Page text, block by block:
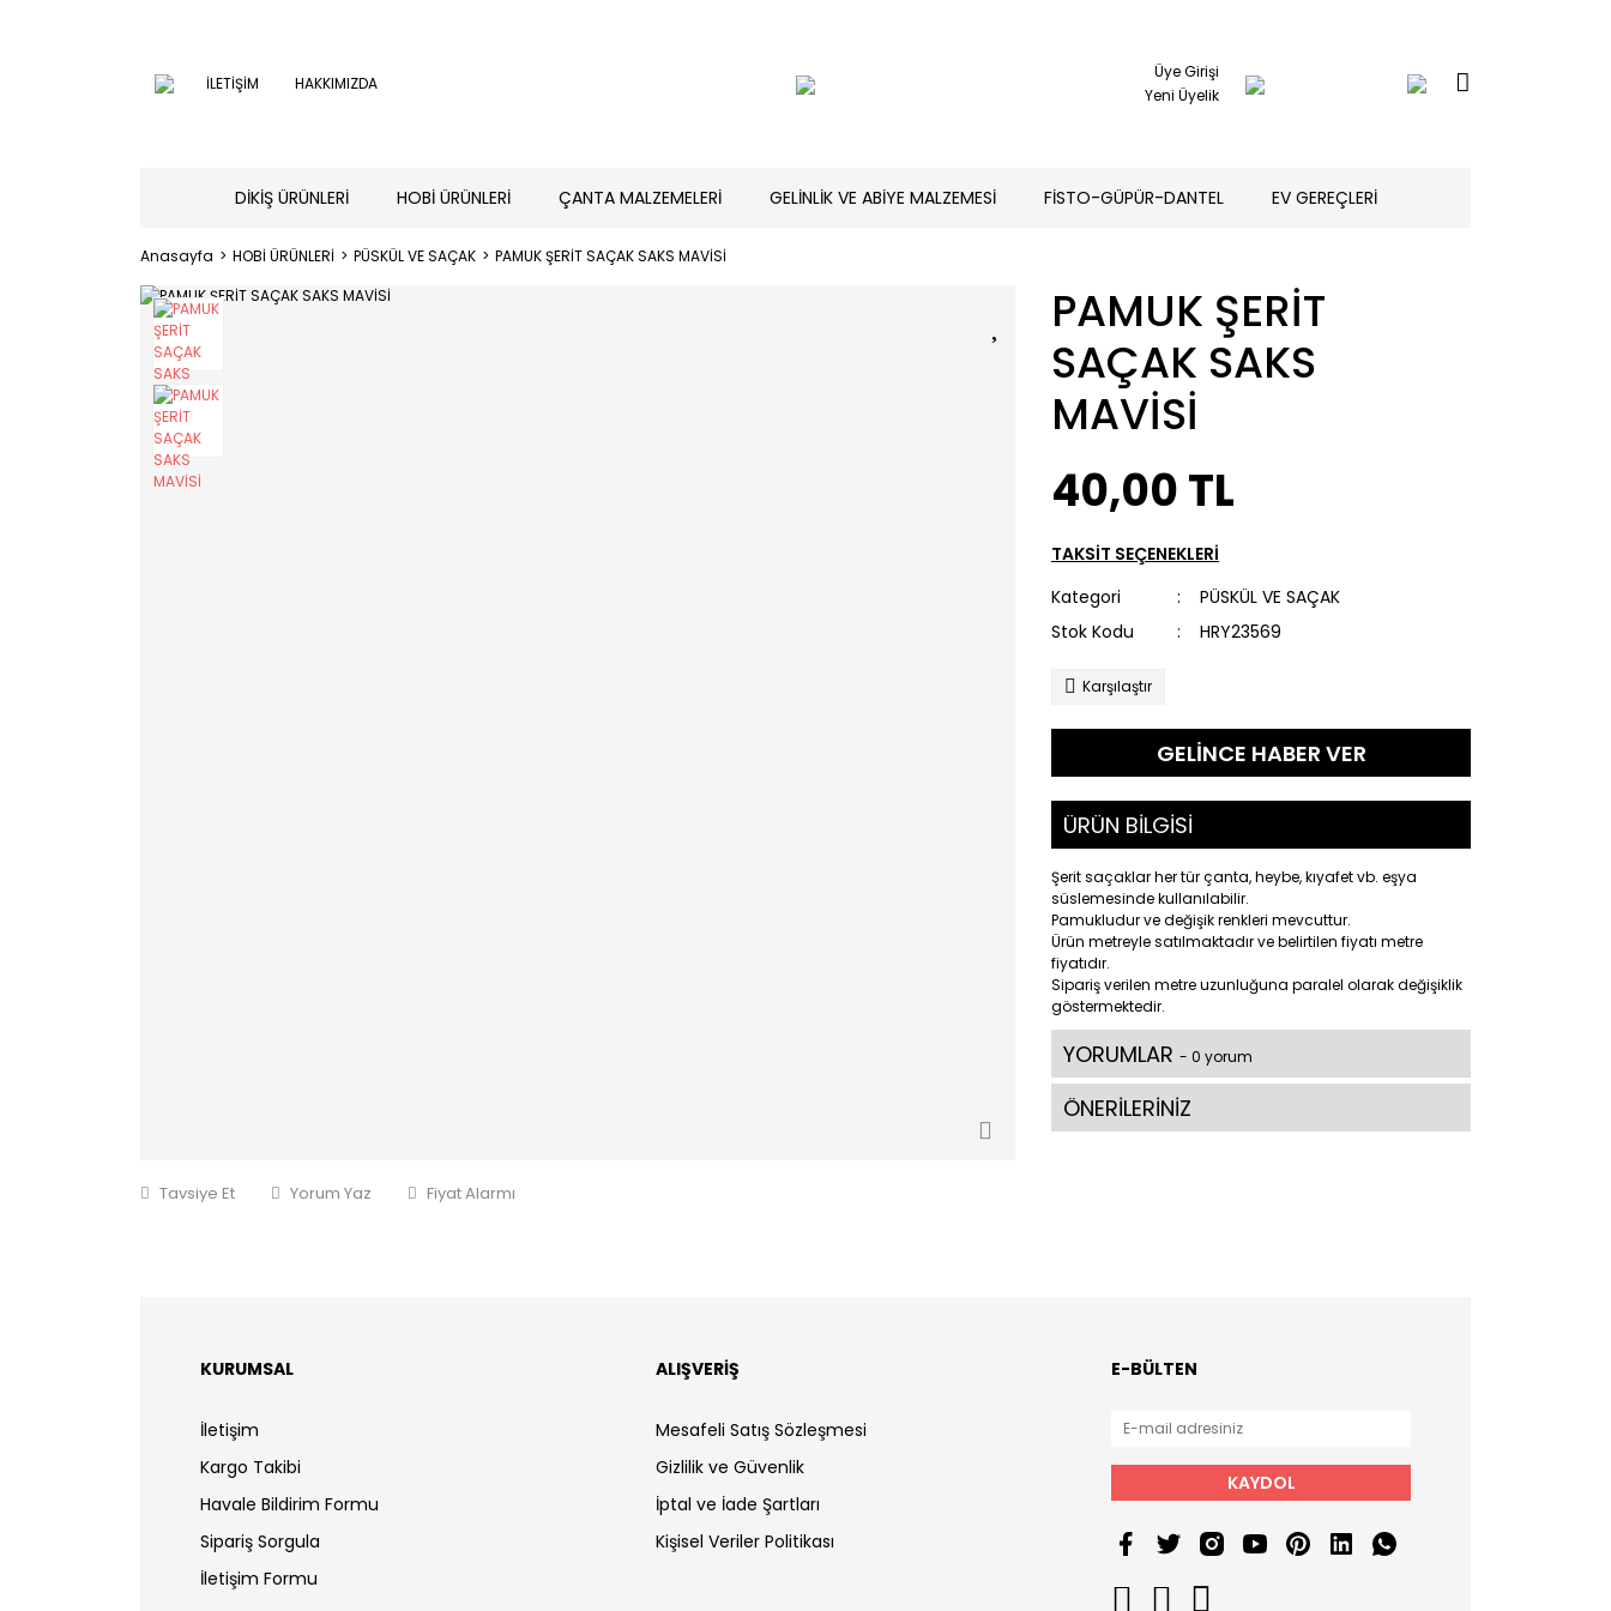
İLETİŞİM HAKKIMIZDA
Üye Girişi
Yeni Üyelik
DİKİŞ ÜRÜNLERİ HOBİ ÜRÜNLERİ ÇANTA MALZEMELERİ GELİNLİK VE ABİYE MALZEMESİ FİSTO-GÜPÜR-DANTEL EV GEREÇLERİ
Anasayfa HOBİ ÜRÜNLERİ PÜSKÜL VE SAÇAK PAMUK ŞERİT SAÇAK SAKS MAVİSİ
Tavsiye Et Yorum Yaz Fiyat Alarmı
PAMUK ŞERİT
SAÇAK SAKS
MAVİSİ
40,00 TL
TAKSİT SEÇENEKLERİ
Kategori
PÜSKÜL VE SAÇAK
Stok Kodu
HRY23569
Karşılaştır
GELİNCE HABER VER
ÜRÜN BİLGİSİ
Şerit saçaklar her tür çanta, heybe, kıyafet vb. eşya
süslemesinde kullanılabilir.
Pamukludur ve değişik renkleri mevcuttur.
Ürün metreyle satılmaktadır ve belirtilen fiyatı metre
fiyatıdır.
Sipariş verilen metre uzunluğuna paralel olarak değişiklik
göstermektedir.
YORUMLAR - 0 yorum
ÖNERİLERİNİZ
KURUMSAL
İletişim
Kargo Takibi
Havale Bildirim Formu
Sipariş Sorgula
İletişim Formu
ALIŞVERİŞ
Mesafeli Satış Sözleşmesi
Gizlilik ve Güvenlik
İptal ve İade Şartları
Kişisel Veriler Politikası
E-BÜLTEN
KAYDOL